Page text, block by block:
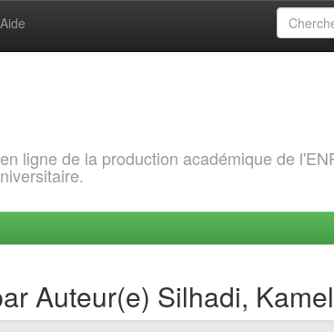
Aide
ligne de la production académique de
Auteur(e) Silhadi,